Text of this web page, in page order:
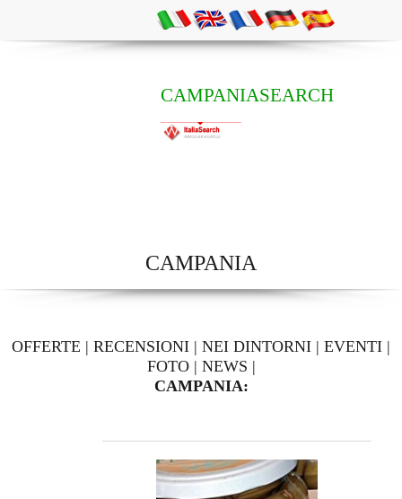
CAMPANIASEARCH
CAMPANIA
OFFERTE | RECENSIONI | NEI DINTORNI | EVENTI |
FOTO| NEWS |
CAMPANIA: